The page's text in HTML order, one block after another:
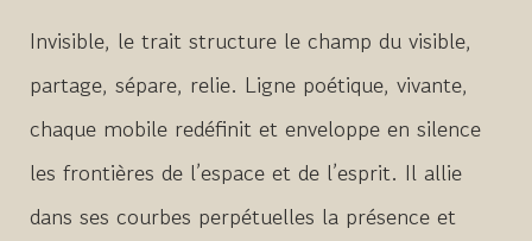
Invisible, le trait structure le champ du visible,
partage, sépare, relie. Ligne poétique, vivante,
chaque mobile redéfinit et enveloppe en silence
les frontières de l’espace et de l’esprit. Il allie
dans ses courbes perpétuelles la présence et